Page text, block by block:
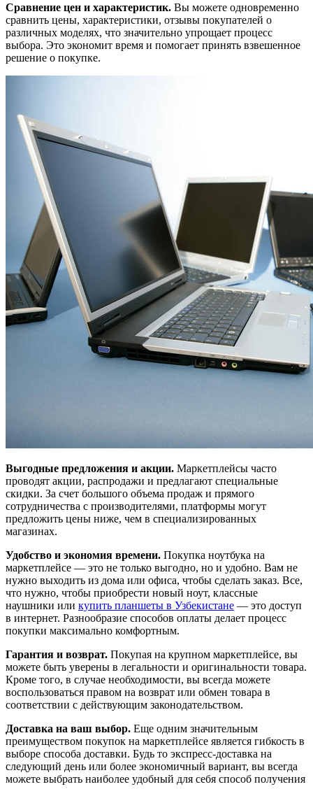
Сравнение цен и характеристик. Вы можете одновременно
сравнить цены, характеристики, отзывы покупателей о
различных моделях, что значительно упрощает процесс
выбора. Это экономит время и помогает принять взвешенное
решение о покупке.
Выгодные предложения и акции. Маркетплейсы часто
проводят акции, распродажи и предлагают специальные
скидки. За счет большого объема продаж и прямого
сотрудничества с производителями, платформы могут
предложить цены ниже, чем в специализированных
магазинах.
Удобство и экономия времени. Покупка ноутбука на
маркетплейсе — это не только выгодно, но и удобно. Вам не
нужно выходить из дома или офиса, чтобы сделать заказ. Все,
что нужно, чтобы приобрести новый ноут, классные
наушники или купить планшеты в Узбекистане — это доступ
в интернет. Разнообразие способов оплаты делает процесс
покупки максимально комфортным.
Гарантия и возврат. Покупая на крупном маркетплейсе, вы
можете быть уверены в легальности и оригинальности товара.
Кроме того, в случае необходимости, вы всегда можете
воспользоваться правом на возврат или обмен товара в
соответствии с действующим законодательством.
Доставка на ваш выбор. Еще одним значительным
преимуществом покупок на маркетплейсе является гибкость в
выборе способа доставки. Будь то экспресс-доставка на
следующий день или более экономичный вариант, вы всегда
можете выбрать наиболее удобный для себя способ получения